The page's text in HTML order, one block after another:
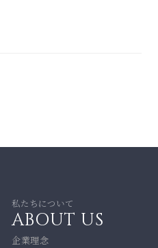
私たちについて
ABOUT US
企業理念